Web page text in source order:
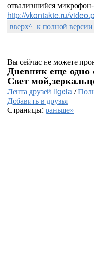
отвалившийся
http://vkontakte.ru/
вверх^ к полной версии
Вы сейчас не можете
Дневник еще одно
Свет
Лента друзей ligeia/
Добавить в друзья
Страницы: раньше»